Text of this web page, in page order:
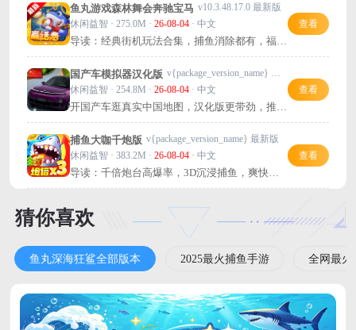
鱼丸游戏森林舞会奔驰宝马 v10.3.48.17.0 最新版
休闲益智 · 275.0M · 26-08-04· 中文
导读：经典街机玩法合集，捕鱼消除都有，福利
多，值得一试！
查看
国产车模拟器汉化版
v{package_version_name} 安卓版
休闲益智 · 254.8M · 26-08-04· 中文
开国产车逛真实中国地图，汉化版更带劲，推
荐！
查看
捕鱼大咖千炮版 v{package_version_name} 最新版
休闲益智 · 383.2M · 26-08-04· 中文
导读：千倍炮台高爆率，3D沉浸捕鱼，爽快收
益！推荐一试。
查看
猜你喜欢
鱼丸深海狂鲨全部版本 2025最火捕鱼手游 全网最火